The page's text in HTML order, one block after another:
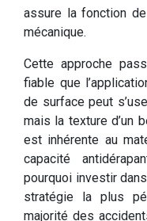
assure la fonction
mécanique.
Cette approche
fiable que
de surface peut
mais la texture d’un
est inhérente au
capacité
pourquoi investir
stratégie la plus
majorité des